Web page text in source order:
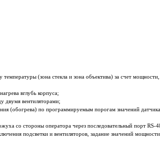
(зона стекла и зона объектива) за счет
вглубь корпуса;
двумя вентиляторами;
(обогрева) по программируемым порогам значений
со стороны оператора через последовательный порт RS-
подсветки и вентиляторов, задание значений мощности